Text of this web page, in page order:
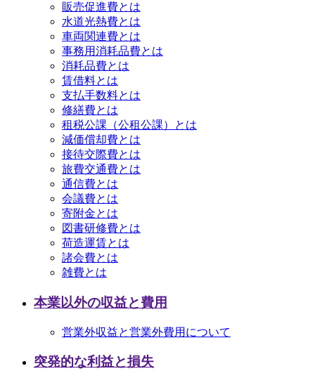
販売促進費とは
水道光熱費とは
車両関連費とは
事務用消耗品費とは
消耗品費とは
賃借料とは
支払手数料とは
修繕費とは
租税公課（公租公課）とは
減価償却費とは
接待交際費とは
旅費交通費とは
通信費とは
会議費とは
寄附金とは
図書研修費とは
荷造運賃とは
諸会費とは
雑費とは
本業以外の収益と費用
営業外収益と営業外費用について
突発的な利益と損失